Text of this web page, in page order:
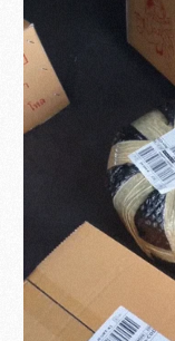
ล้อยางตันธรรมช